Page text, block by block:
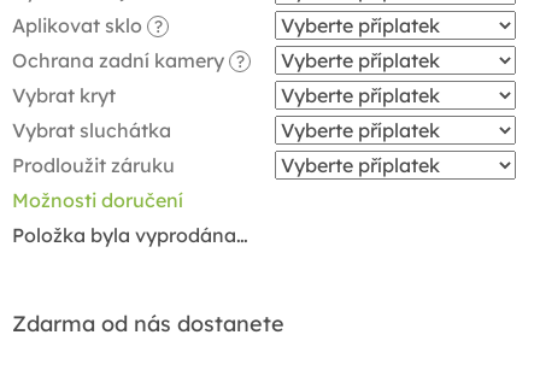
Aplikovat sklo
?
Ochrana zadní kamery ?
Vybrat kryt
Vybrat sluchátka
Prodloužit záruku
Možnosti doručení
Položka byla vyprodána…
Zdarma od nás dostanete